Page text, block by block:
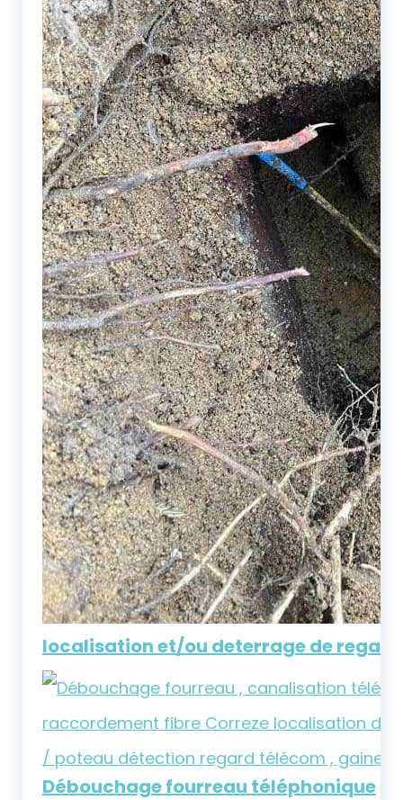
localisation et/ou deterrage de
Débouchage fourreau téléphonique